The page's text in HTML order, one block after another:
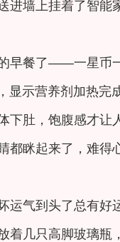
进墙上挂着了智
早餐了——一星币
显示营养剂加热完
下肚，饱腹感才让
都眯起来了，难
运气到头了总有
着几只高脚玻璃瓶